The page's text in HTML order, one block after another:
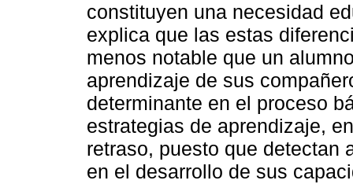
constituyen una necesidad
explica que las estas
menos notable que un
aprendizaje de sus
determinante en el proceso
estrategias de aprendizaje,
retraso, puesto que detectan
en el desarrollo de sus